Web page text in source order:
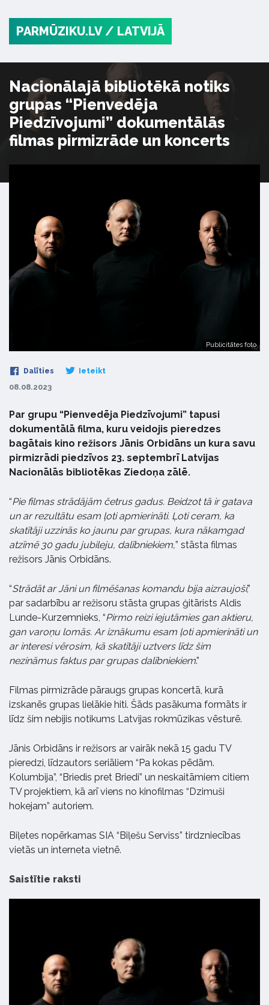
PARMŪZIKU.LV / LATVIJĀ
Nacionālajā bibliotēkā notiks
grupas “Pienvedēja
Piedzīvojumi” dokumentālās
filmas pirmizrāde un koncerts
Publicitātes foto
Dalīties Ieteikt
08.08.2023
Par grupu “Pienvedēja Piedzīvojumi” tapusi
dokumentālā filma, kuru veidojis pieredzes
bagātais kino režisors Jānis Orbidāns un kura savu
pirmizrādi piedzīvos 23. septembrī Latvijas
Nacionālās bibliotēkas Ziedoņa zālē.
“Pie filmas strādājām četrus gadus. Beidzot tā ir gatava
un ar rezultātu esam ļoti apmierināti. Ļoti ceram, ka
skatītāji uzzinās ko jaunu par grupas, kura nākamgad
atzīmē 30 gadu jubileju, dalībniekiem,” stāsta filmas
režisors Jānis Orbidāns.
“Strādāt ar Jāni un filmēšanas komandu bija aizraujoši,”
par sadarbību ar režisoru stāsta grupas ģitārists Aldis
Lunde-Kurzemnieks, “Pirmo reizi iejutāmies gan aktieru,
gan varoņu lomās. Ar iznākumu esam ļoti apmierināti un
ar interesi vērosim, kā skatītāji uztvers līdz šim
nezināmus faktus par grupas dalībniekiem.”
Filmas pirmizrāde pāraugs grupas koncertā, kurā
izskanēs grupas lielākie hiti. Šāds pasākuma formāts ir
līdz šim nebijis notikums Latvijas rokmūzikas vēsturē.
Jānis Orbidāns ir režisors ar vairāk nekā 15 gadu TV
pieredzi, līdzautors seriāliem “Pa kokas pēdām.
Kolumbija”, “Briedis pret Briedi” un neskaitāmiem citiem
TV projektiem, kā arī viens no kinofilmas “Dzimuši
hokejam” autoriem.
Biļetes nopērkamas SIA “Biļešu Serviss” tirdzniecības
vietās un interneta vietnē.
Saistītie raksti